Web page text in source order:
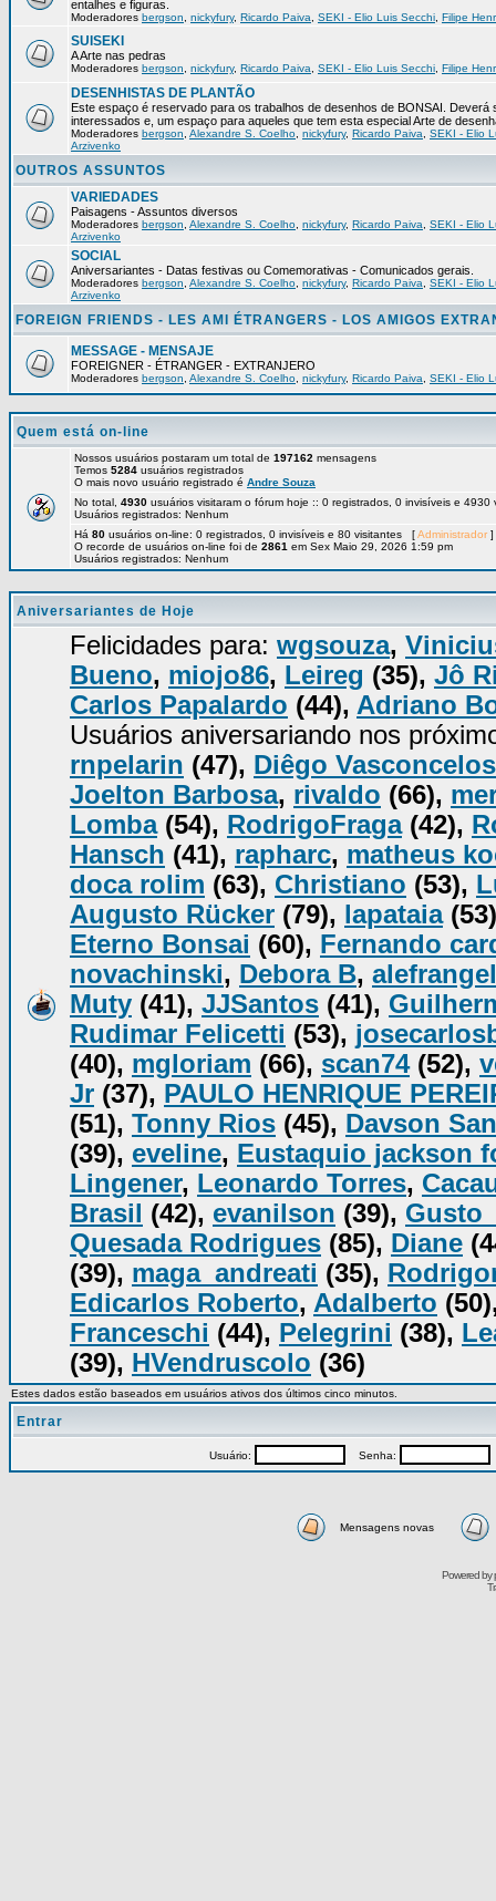
entalhes e figuras.
Moderadores bergson nickyfury, Ricardo Paiva SEKI - Elio Luis Secchi Filipe
SUISEKI
A Arte nas pedras
Moderadores bergson nickyfury, Ricardo Paiva SEKI - Elio Luis Secchi Filipe
DESENHISTAS DE PLANTÃO
Este espaço é reservado para os trabalhos de desenhos de BONSAI. Deverá
interessados e, um espaço para aqueles que tem esta especial Arte de
Moderadores bergson Alexandre S. Coelho nickyfury, Ricardo Paiva
SEKI - Elio
Arzivenko
OUTROS ASSUNTOS
VARIEDADES
Paisagens - Assuntos diversos
Moderadores bergson Alexandre S. Coelho nickyfury, Ricardo Paiva
SEKI - Elio
Arzivenko
SOCIAL
Aniversariantes - Datas festivas ou Comemorativas - Comunicados gerais.
Moderadores bergson Alexandre S. Coelho nickyfury, Ricardo Paiva
SEKI - Elio
Arzivenko
FOREIGN FRIENDS - LES AMI ÉTRANGERS - LOS AMIGOS
MESSAGE - MENSAJE
FOREIGNER - ÉTRANGER - EXTRANJERO
Moderadores bergson Alexandre S. Coelho nickyfury, Ricardo Paiva SEKI - Elio
Quem está on-line
Nossos usuários postaram um total de 197162 mensagens
Temos 5284 usuários registrados
O mais novo usuário registrado é Andre Souza
No total, 4930 usuários visitaram o fórum hoje :: 0 registrados, 0 invisíveis e
Usuários registrados: Nenhum
Há 80 usuários on-line: 0 registrados, 0 invisíveis e 80 visitantes [Administrador
O recorde de usuários on-line foi de 2861 em Sex Maio 29, 2026 1:59 pm
Usuários registrados: Nenhum
Aniversariantes de Hoje
Felicidades para: wgsouza,
Bueno, miojo86, Leireg (35), Jô
Carlos Papalardo (44), Adriano
Usuários aniversariando nos
rnpelarin (47), Diêgo Vasconcelos
Joelton Barbosa, rivaldo (66),
Lomba(54), RodrigoFraga(42),
Hansch (41), rapharc, matheus
doca rolim (63), Christiano (53),
Augusto Rücker (79), lapataia
Eterno Bonsai (60), Fernando
novachinski, Debora B, alefrangel
Muty (41), JJSantos (41),
Rudimar Felicetti (53),
(40), mgloriam (66), scan74(52),
Jr (37), PAULO HENRIQUE
(51), Tonny Rios (45), Davson
(39), eveline, Eustaquio jackson
Lingener, Leonardo Torres,
Brasil (42), evanilson (39), Gusto_
Quesada Rodrigues (85), Diane
(39), maga_andreati (35),
Edicarlos Roberto, Adalberto
Franceschi (44), Pelegrini (38),
(39), HVendruscolo (36)
Estes dados estão baseados em usuários ativos dos últimos cinco minutos.
Entrar
Usuário: Senha:
Mensagens novas
Powered by